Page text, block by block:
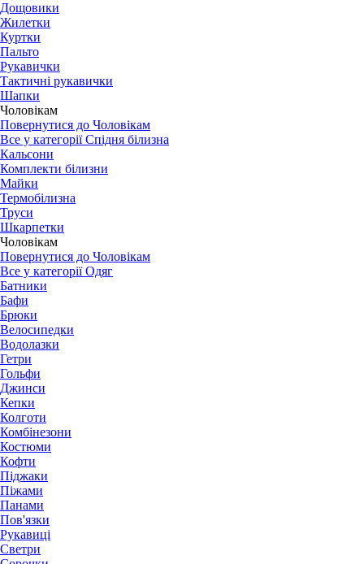
Дощовики
Жилетки
Куртки
Пальто
Рукавички
Тактичні рукавички
Шапки
Чоловікам
Повернутися до Чоловікам
Все у категорії Спідня білизна
Кальсони
Комплекти білизни
Майки
Термобілизна
Труси
Шкарпетки
Чоловікам
Повернутися до Чоловікам
Все у категорії Одяг
Батники
Бафи
Брюки
Велосипедки
Водолазки
Гетри
Гольфи
Джинси
Кепки
Колготи
Комбінезони
Костюми
Кофти
Піджаки
Піжами
Панами
Пов'язки
Рукавиці
Светри